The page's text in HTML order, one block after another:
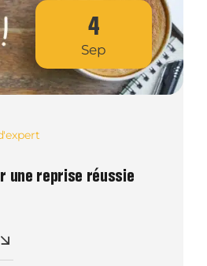
4
Sep
une reprise réussie